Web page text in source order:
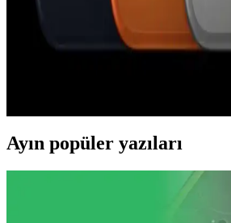
iPhone 17 Pro Kullanıcı
Dönüş Nedenleri Üzerine Analiz
Ayın popüler yazıları